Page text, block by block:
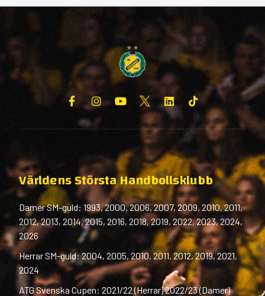
Världens Största Handbollsklubb
Damer SM-guld: 1993, 2000, 2006, 2007, 2009, 2010, 2011,
2012, 2013, 2014, 2015, 2016, 2018, 2019, 2022, 2023, 2024,
2026
Herrar SM-guld: 2004, 2005, 2010, 2011, 2012, 2019, 2021,
2024
ATG Svenska Cupen: 2021/22 (Herrar) 2022/23 (Damer)